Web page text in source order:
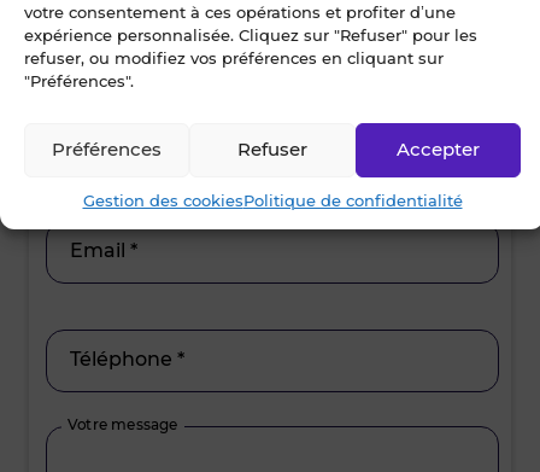
votre consentement à ces opérations et profiter d’une
expérience personnalisée. Cliquez sur "Refuser" pour les
refuser, ou modifiez vos préférences en cliquant sur
"Préférences".
Accepter
Refuser
Préférences
Gestion des cookiesPolitique de confidentialité
Prénom *
Ville *
Email *
Téléphone *
Votre message